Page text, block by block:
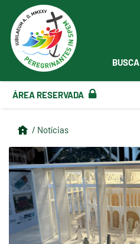
BUSCA
ÁREA RESERVADA
/ Notícias